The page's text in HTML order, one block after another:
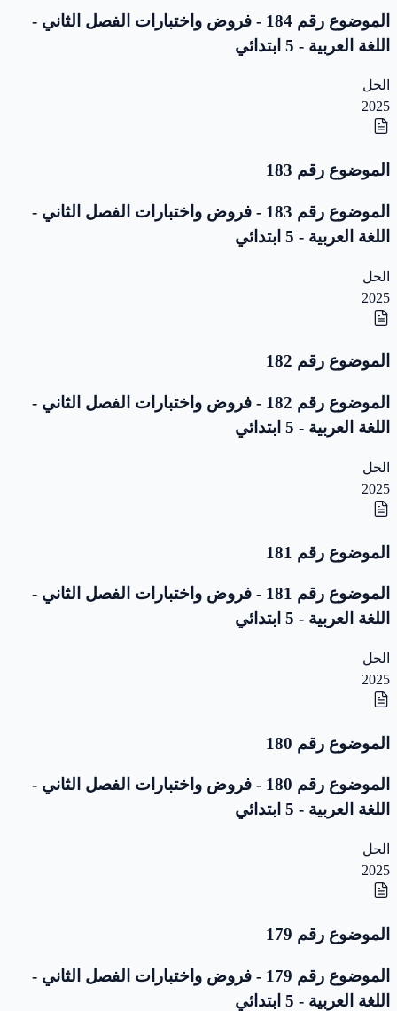
الموضوع رقم 184 - فروض واختبارات الفصل الثاني -
اللغة العربية - 5 ابتدائي
الحل
2025
الموضوع رقم 183
الموضوع رقم 183 - فروض واختبارات الفصل الثاني -
اللغة العربية - 5 ابتدائي
الحل
2025
الموضوع رقم 182
الموضوع رقم 182 - فروض واختبارات الفصل الثاني -
اللغة العربية - 5 ابتدائي
الحل
2025
الموضوع رقم 181
الموضوع رقم 181 - فروض واختبارات الفصل الثاني -
اللغة العربية - 5 ابتدائي
الحل
2025
الموضوع رقم 180
الموضوع رقم 180 - فروض واختبارات الفصل الثاني -
اللغة العربية - 5 ابتدائي
الحل
2025
الموضوع رقم 179
الموضوع رقم 179 - فروض واختبارات الفصل الثاني -
اللغة العربية - 5 ابتدائي